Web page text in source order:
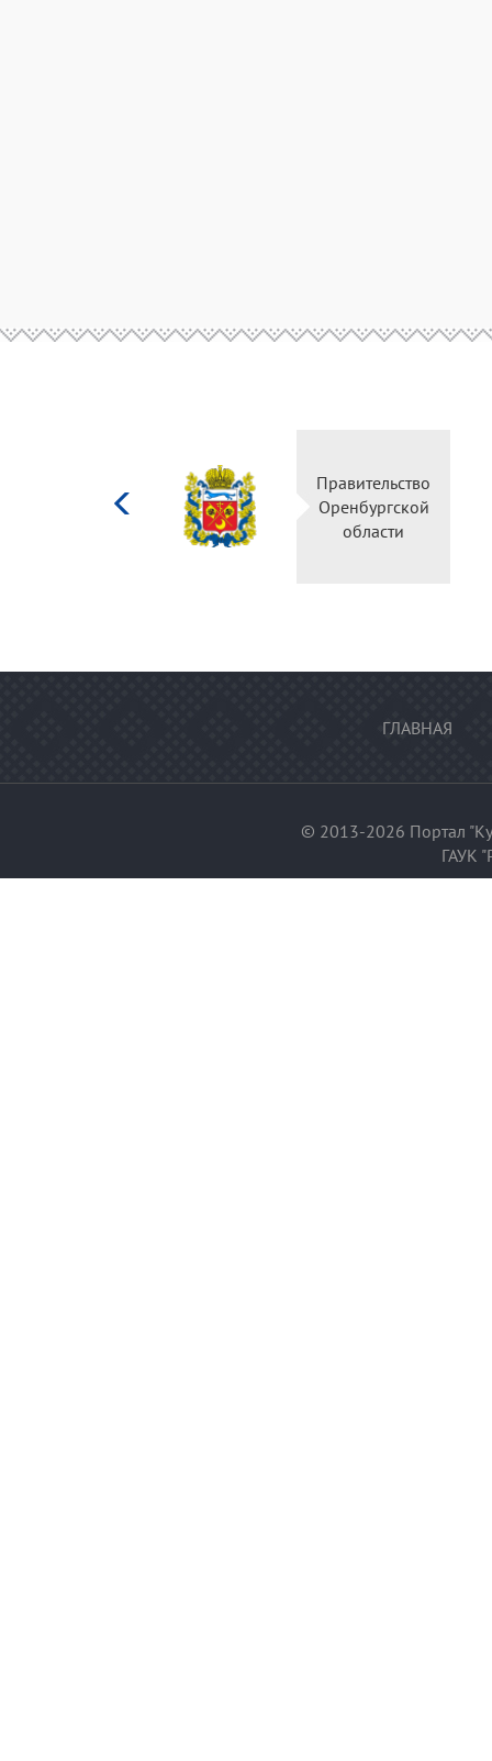
культуры
Российской
Правительство
Оренбургской
области
ГЛАВНАЯ
© 2013-2026 Портал
ГАУК